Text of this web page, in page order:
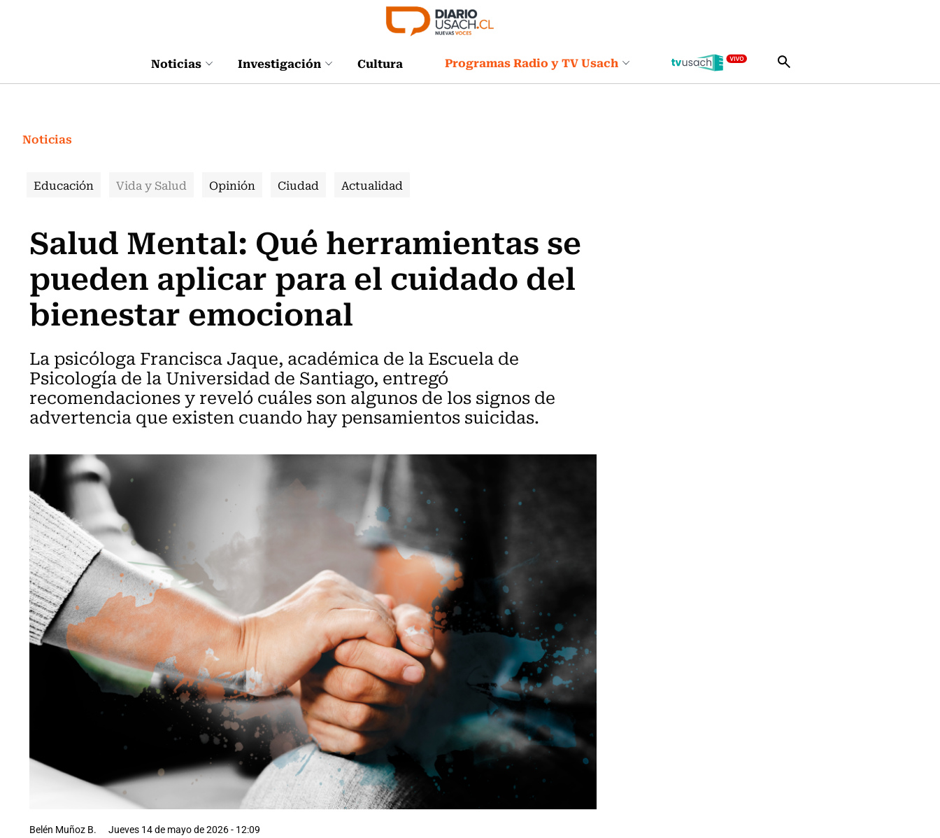
Noticias Investigación Cultura Programas Radio y TV Usach
Noticias
Educación Vida y Salud Opinión Ciudad Actualidad
Salud Mental: Qué herramientas se
pueden aplicar para el cuidado del
bienestar emocional
La psicóloga Francisca Jaque, académica de la Escuela de
Psicología de la Universidad de Santiago, entregó
recomendaciones y reveló cuáles son algunos de los signos de
advertencia que existen cuando hay pensamientos suicidas.
Belén Muñoz B. Jueves 14 de mayo de 2026 - 12:09